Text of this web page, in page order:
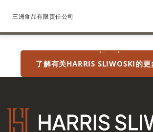
request
received
三洲食品有限责任公司
了解有关HARRIS SLIWOSKI的更